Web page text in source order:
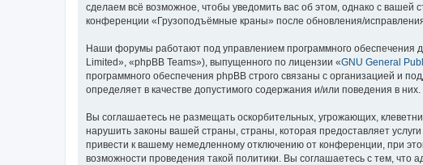
сделаем всё возможное, чтобы уведомить вас об этом, однако с вашей
конференции «Грузоподъёмные краны» после обновления/
Наши форумы работают под управлением программного обеспечения
Limited», «phpBB Teams»), выпущенного по лицензии «GNU General
программного обеспечения phpBB строго связаны с организацией и
определяет в качестве допустимого содержания и/или поведения в
Вы соглашаетесь не размещать оскорбительных, угрожающих,
нарушить законы вашей страны, страны, которая предоставляет
привести к вашему немедленному отключению от конференции, при
возможности проведения такой политики. Вы соглашаетесь с тем,